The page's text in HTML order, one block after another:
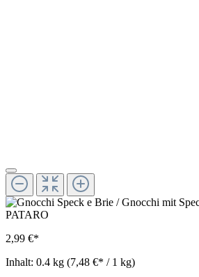
2,99 €*
Inhalt: 0.4 kg (7,48 €* / 1 kg)